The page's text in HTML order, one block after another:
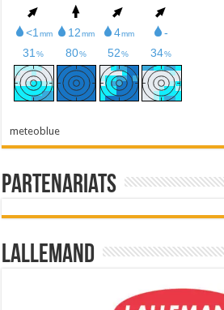
meteoblue
Partenariats
Lallemand